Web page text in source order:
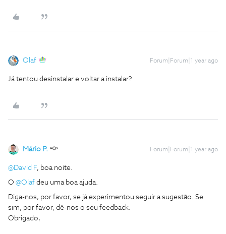
Olaf Forum|Forum|1 year ago
Já tentou desinstalar e voltar a instalar?
Mário P. Forum|Forum|1 year ago
@David F, boa noite.
O ​ @Olaf deu uma boa ajuda.
Diga-nos, por favor, se já experimentou seguir a sugestão. Se
sim, por favor, dê-nos o seu feedback.
Obrigado,